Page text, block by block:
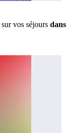
sur vos séjours dans